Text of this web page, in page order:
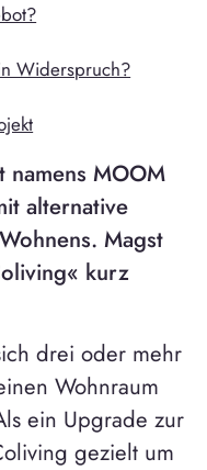
Widerspruch?
MOOM
alternative
Magst
kurz
drei oder mehr
Wohnraum
ein Upgrade zur
gezielt um